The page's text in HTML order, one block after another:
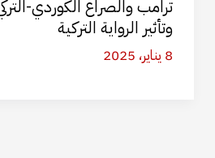
ترامب والصراع الكوردي-
وتأثير الرواية التركية
8 يناير، 2025